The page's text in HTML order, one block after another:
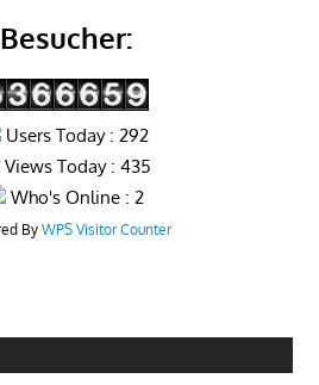
Besucher:
Users Today : 292
Views Today : 435
Who's Online : 2
ByWPS Visitor Counter